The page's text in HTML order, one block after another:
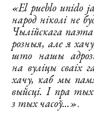
«El pueblo unido
народ ніколі не
Чылійскага
розныя, але я
што нашы
на вуліцы сваіх
хачу, каб мы
выйсці. І пра
з тых часоў...».